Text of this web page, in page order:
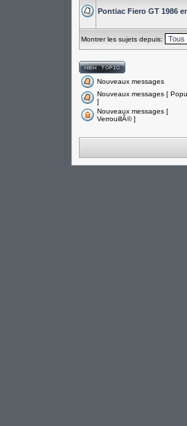
Pontiac Fiero GT 1986
Montrer les sujets depuis:
Nouveaux messages
Nouveaux messages [
]
Nouveaux messages [
VerrouillÃ© ]